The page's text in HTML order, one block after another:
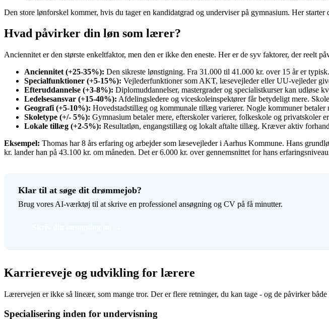
Den store lønforskel kommer, hvis du tager en kandidatgrad og underviser på gymnasium. Her
Hvad påvirker din løn som lærer?
Anciennitet er den største enkeltfaktor, men den er ikke den eneste. Her er de syv faktorer, der reelt
Anciennitet (+25-35%): Den sikreste lønstigning. Fra 31.000 til 41.000 kr. over 15 år er
Specialfunktioner (+5-15%): Vejlederfunktioner som AKT, læsevejleder eller UU-vejleder
Efteruddannelse (+3-8%): Diplomuddannelser, mastergrader og specialistkurser kan
Ledelsesansvar (+15-40%): Afdelingsledere og viceskoleinspektører får betydeligt mere.
Geografi (+5-10%): Hovedstadstillæg og kommunale tillæg varierer. Nogle kommuner betaler
Skoletype (+/- 5%): Gymnasium betaler mere, efterskoler varierer, folkeskole og privatskoler
Lokale tillæg (+2-5%): Resultatløn, engangstillæg og lokalt aftalte tillæg. Kræver aktiv
Eksempel: Thomas har 8 års erfaring og arbejder som læsevejleder i Aarhus Kommune. Hans
kr. lander han på 43.100 kr. om måneden. Det er 6.000 kr. over gennemsnittet for hans
Klar til at søge dit drømmejob?
Brug vores AI-værktøj til at skrive en professionel ansøgning og CV på få minutter.
Karriereveje og udvikling for lærere
Lærervejen er ikke så lineær, som mange tror. Der er flere retninger, du kan tage - og de påvirker
Specialisering inden for undervisning